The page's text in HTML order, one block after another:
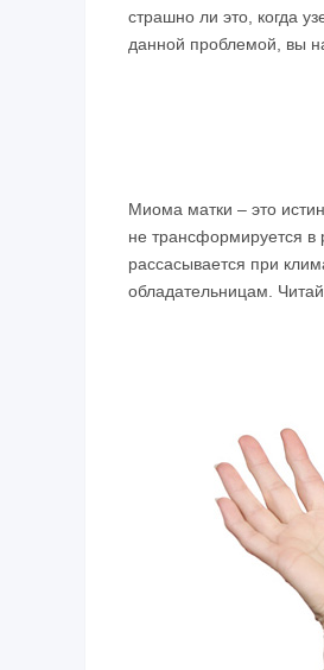
страшно ли это, когда
данной проблемой, вы
Миома матки – это
не трансформируется в
рассасывается при
обладательницам.